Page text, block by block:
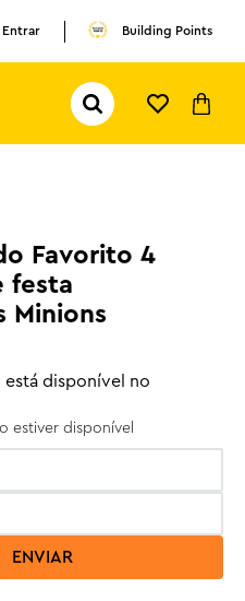
Entrar Building Points
Pesquisar...
Favorito 4
festa
Minions
está disponível no
estiver disponível
ENVIAR